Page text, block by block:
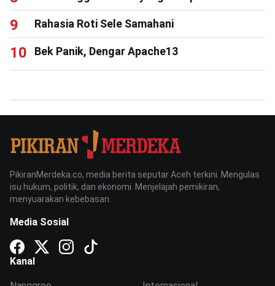
Rahasia Roti Sele Samahani
Bek Panik, Dengar Apache13
PikiranMerdeka.co, media berita seputar Aceh terkini. Mengulas
isu hukum, politik, dan ekonomi. Menjelajah pemikiran,
menyuarakan kebebasan.
Media Sosial
Kanal